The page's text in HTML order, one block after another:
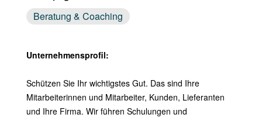
Beratung & Coaching
Unternehmensprofil:
Schützen Sie Ihr wichtigstes Gut. Das sind Ihre
Mitarbeiterinnen und Mitarbeiter, Kunden, Lieferanten
und Ihre Firma. Wir führen Schulungen und